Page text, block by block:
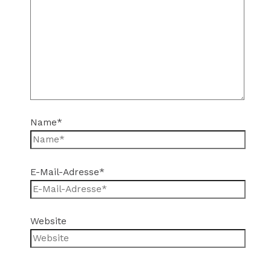
Name*
E-Mail-Adresse*
Website